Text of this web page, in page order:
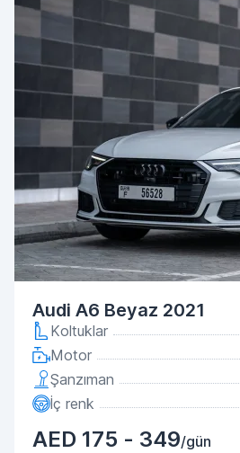
Audi A6 Beyaz 2021
Koltuklar
Motor
Şanzıman
İç renk
AED 175 - 349/gün